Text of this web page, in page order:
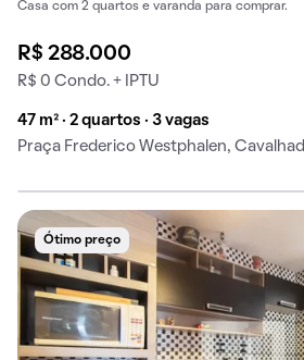
Casa com 2 quartos e varanda para comprar.
R$ 288.000
R$ 0 Condo. + IPTU
47 m² · 2 quartos · 3 vagas
Praça Frederico Westphalen,
Ótimo preço